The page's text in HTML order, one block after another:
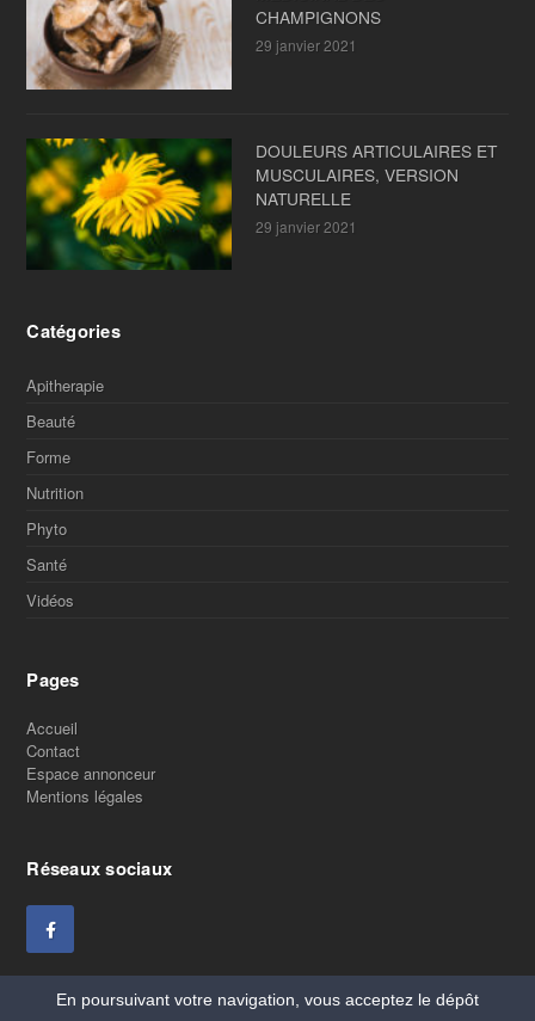
CHAMPIGNONS
29 janvier 2021
DOULEURS ARTICULAIRES ET
MUSCULAIRES, VERSION
NATURELLE
29 janvier 2021
Catégories
Apitherapie
Beauté
Forme
Nutrition
Phyto
Santé
Vidéos
Pages
Accueil
Contact
Espace annonceur
Mentions légales
Réseaux sociaux
En poursuivant votre navigation, vous acceptez le dépôt